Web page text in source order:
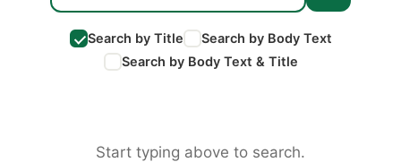
Search by Title
Search by Body Text
Search by Body Text & Title
Start typing above to search.